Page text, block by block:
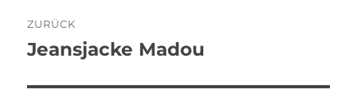
ZURÜCK
Vorheriger
Jeansjacke Madou